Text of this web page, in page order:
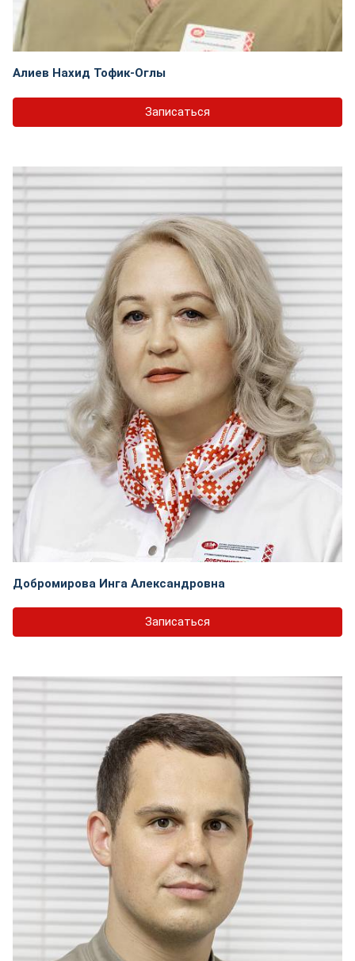
Алиев Нахид Тофик-Оглы
Записаться
Добромирова Инга Александровна
Записаться